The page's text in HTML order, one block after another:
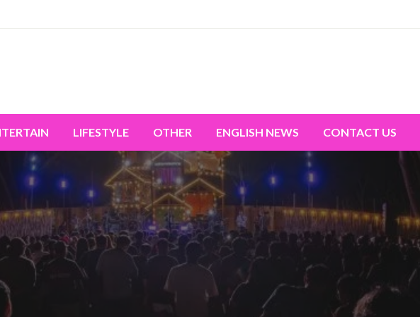
LIFESTYLE OTHER ENGLISH NEWS CONTACT US